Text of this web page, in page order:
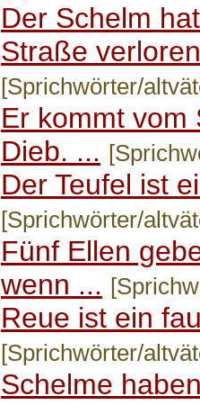
Der Schelm
Straße
[Sprichwörter/
Er kommt vom
Dieb. ...
Der Teufel ist
[Sprichwörter/
Fünf Ellen
wenn ...
Reue ist ein
[Sprichwörter/
Schelme